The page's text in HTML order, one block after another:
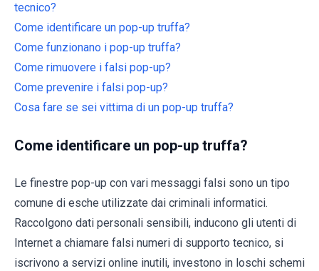
tecnico?
Come identificare un pop-up truffa?
Come funzionano i pop-up truffa?
Come rimuovere i falsi pop-up?
Come prevenire i falsi pop-up?
Cosa fare se sei vittima di un pop-up truffa?
Come identificare un pop-up truffa?
Le finestre pop-up con vari messaggi falsi sono un tipo
comune di esche utilizzate dai criminali informatici.
Raccolgono dati personali sensibili, inducono gli utenti di
Internet a chiamare falsi numeri di supporto tecnico, si
iscrivono a servizi online inutili, investono in loschi schemi